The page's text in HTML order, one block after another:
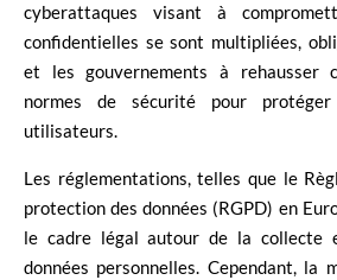
cyberattaques visant à
confidentielles se sont multipliées,
et les gouvernements à rehausser
normes de sécurité pour
utilisateurs.
Les réglementations, telles que le
protection des données (RGPD) en
le cadre légal autour de la collecte
données personnelles. Cependant, la